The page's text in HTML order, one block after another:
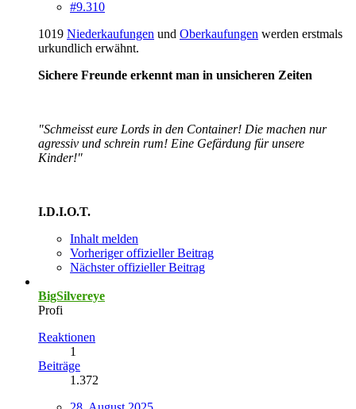
#9.310
1019 Niederkaufungen und Oberkaufungen werden erstmals
urkundlich erwähnt.
Sichere Freunde erkennt man in unsicheren Zeiten
"Schmeisst eure Lords in den Container! Die machen nur
agressiv und schrein rum! Eine Gefärdung für unsere
Kinder!"
I.D.I.O.T.
Inhalt melden
Vorheriger offizieller Beitrag
Nächster offizieller Beitrag
BigSilvereye
Profi
Reaktionen
1
Beiträge
1.372